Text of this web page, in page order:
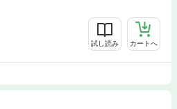
試し読み カートへ